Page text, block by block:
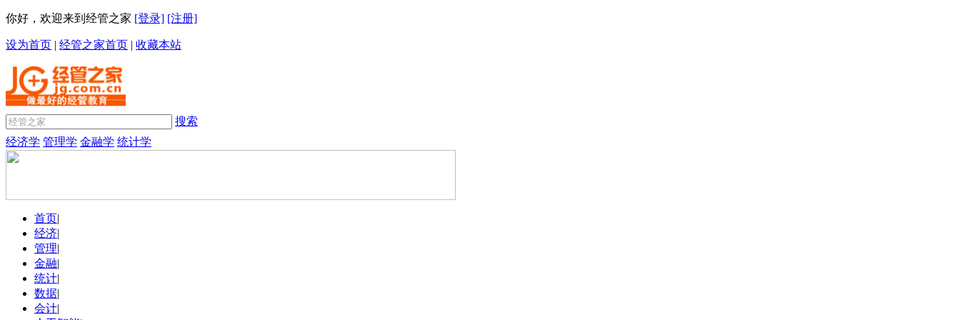
你好，欢迎来到经管之家 [登录] [注册]
设为首页 | 经管之家首页 | 收藏本站
搜索
经济学 管理学 金融学 统计学
首页|
经济|
管理|
金融|
统计|
数据|
会计|